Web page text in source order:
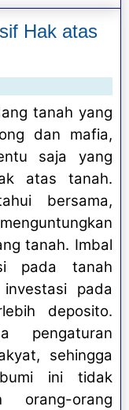
Hak atas
tanah yang
dan mafia,
saja yang
atas tanah.
bersama,
tanah. Imbal
pada tanah
pada
deposito.
sehingga
ini tidak
orang-orang